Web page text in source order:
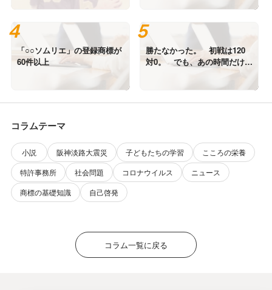
「○○ソムリエ」の登録商標が
60件以上
勝たなかった。 初戦は120
対0。 でも、あの時間だけは
コラムテーマ
小説 阪神淡路大震災 子どもたちの学習
こころの栄養
特許事務所
社会問題 コロナウイルス
ニュース
商標の基礎知識
自己啓発
コラム一覧に戻る